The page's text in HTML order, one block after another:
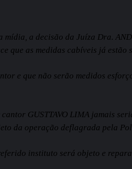
a decisão da Juíza Dra.
que as medidas cabíveis já estão
e que não serão medidos
GUSTTAVO LIMA jamais
da operação deflagrada pela
instituto será objeto e